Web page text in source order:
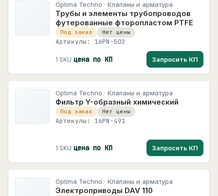
Optima Techno · Клапаны и арматура
Трубы и элементы трубопроводов
футерованные фторопластом PTFE
Под заказ Нет цены
Артикулы: 16PN-502
1 SKU цена по КП Запросить КП
Optima Techno · Клапаны и арматура
Фильтр Y-образный химический
Под заказ Нет цены
Артикулы: 16PN-491
1 SKU цена по КП Запросить КП
Optima Techno · Клапаны и арматура
Электроприводы DAV 110